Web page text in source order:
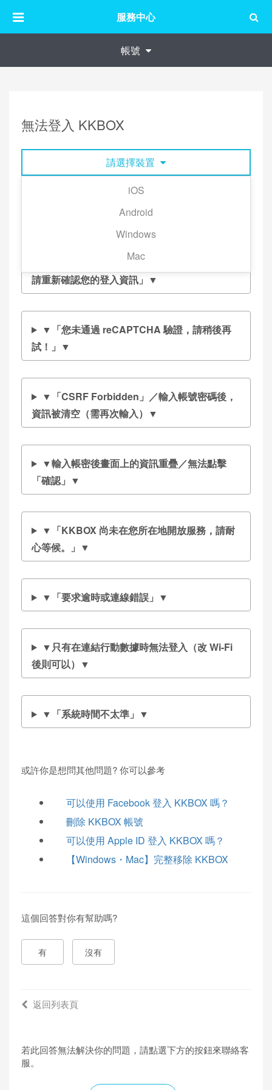
服務中心
帳號
無法登入 KKBOX
請選擇裝置
iOS
Android
Windows
Mac
問題來點開相對應的說明嘗試排除。
▼輸入帳號密碼後，畫面上顯示「登入失敗，
請重新確認您的登入資訊」▼
▼「您未通過 reCAPTCHA 驗證，請稍後再
試！」▼
▼「CSRF Forbidden」／輸入帳號密碼後，
資訊被清空（需再次輸入）▼
▼輸入帳密後畫面上的資訊重疊／無法點擊
「確認」▼
▼「KKBOX 尚未在您所在地開放服務，請耐
心等候。」▼
▼「要求逾時或連線錯誤」▼
▼只有在連結行動數據時無法登入（改 Wi-Fi
後則可以）▼
▼「系統時間不太準」▼
或許你是想問其他問題? 你可以參考
可以使用 Facebook 登入 KKBOX 嗎？
刪除 KKBOX 帳號
可以使用 Apple ID 登入 KKBOX 嗎？
【Windows・Mac】完整移除 KKBOX
這個回答對你有幫助嗎?
有 沒有
返回列表頁
若此回答無法解決你的問題，請點選下方的按鈕來聯絡客
服。